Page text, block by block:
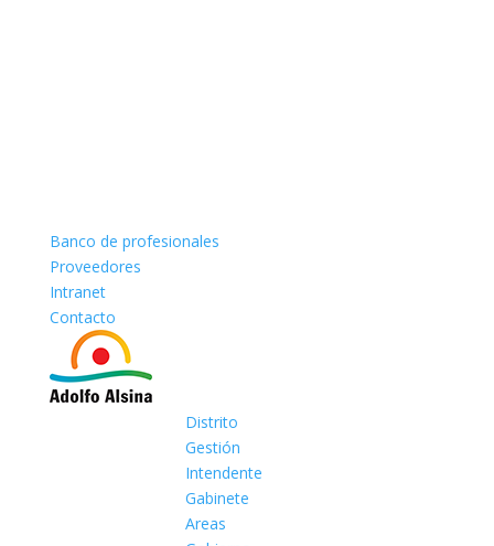
Banco de profesionales
Proveedores
Intranet
Contacto
Distrito
Gestión
Intendente
Gabinete
Areas